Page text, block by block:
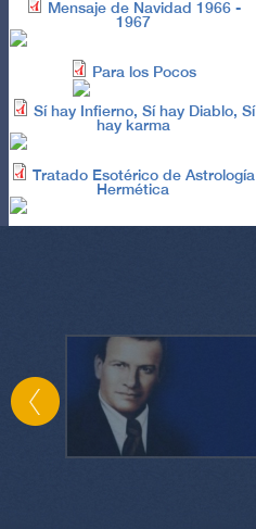
Mensaje de Navidad 1966 -
1967
Para los Pocos
Sí hay Infierno, Sí hay Diablo, Sí
hay karma
Tratado Esotérico de Astrología
Hermética